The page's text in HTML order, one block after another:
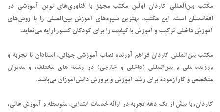
مکتب بین‌المللی کاردان اولین مکتب مجهز با فناوری‌های نوین آموزشی در
افغانستان است. این مکتب، بهترین شیوه‌های آموزش بین‌المللی را با روش‌های
آموزش داخلی ترکیب و آموزش با کیفیت را برای کودکان کشور ارایه می‌نماید.
مکتب بین‌المللی کاردان فراهم آورنده نصاب آموزشی جهانی، استادان با تجربه و
ورزیده ملی و بین‌المللی (داخلی و خارجی) در رشته های مختلف، و مدیران
متخصص و کارآزموده برای رشد آموزش و پرورش دانش‌آموزان می‌باشد.
کاردان، با بیش از یک دهه تجربه در ارائه خدمات ابتدایی، متوسطه و آموزش عالی،